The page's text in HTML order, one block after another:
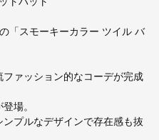
「スモーキーカラー ツイル バ
ァッション的なコーデが完成
場。
プルなデザインで存在感も抜